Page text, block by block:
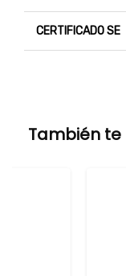
CERTIFICADO SE
También